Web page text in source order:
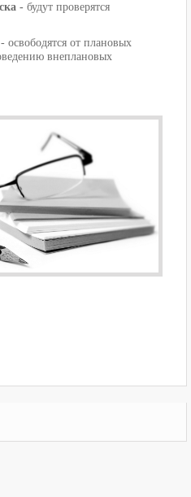
- будут проверятся
- освободятся от плановых
внеплановых